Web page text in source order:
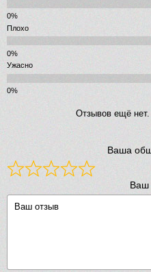
Плохо
Ужасно
Отзывов ещё
Ваша
Ваш